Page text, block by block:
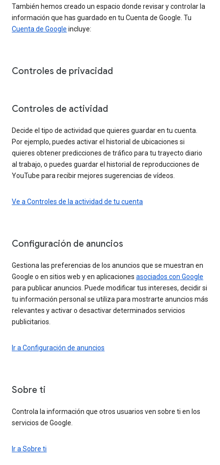
También hemos creado un espacio donde revisar y controlar la
información que has guardado en tu Cuenta de Google. Tu
Cuenta de Google incluye:
Controles de privacidad
Controles de actividad
Decide el tipo de actividad que quieres guardar en tu cuenta.
Por ejemplo, puedes activar el historial de ubicaciones si
quieres obtener predicciones de tráfico para tu trayecto diario
al trabajo, o puedes guardar el historial de reproducciones de
YouTube para recibir mejores sugerencias de vídeos.
Ve a Controles de la actividad de tu cuenta
Configuración de anuncios
Gestiona las preferencias de los anuncios que se muestran en
Google o en sitios web y en aplicaciones asociados con Google
para publicar anuncios. Puede modificar tus intereses, decidir si
tu información personal se utiliza para mostrarte anuncios más
relevantes y activar o desactivar determinados servicios
publicitarios.
Ir a Configuración de anuncios
Sobre ti
Controla la información que otros usuarios ven sobre ti en los
servicios de Google.
Ir a Sobre ti